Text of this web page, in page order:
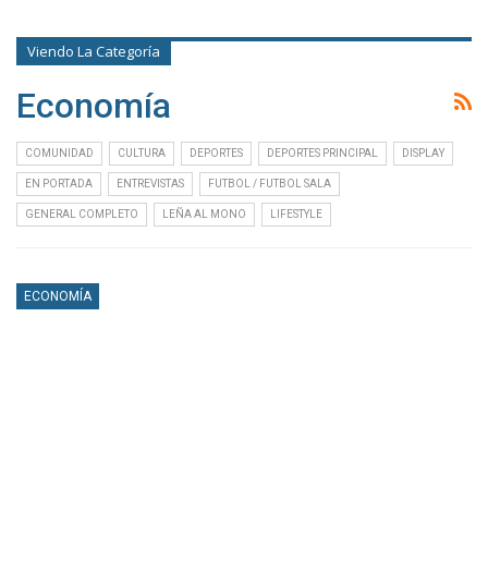
Viendo La Categoría
Economía
COMUNIDAD CULTURA DEPORTES DEPORTES PRINCIPAL DISPLAY
EN PORTADA ENTREVISTAS FUTBOL / FUTBOL SALA
GENERAL COMPLETO LEÑA AL MONO LIFESTYLE
ECONOMÍA